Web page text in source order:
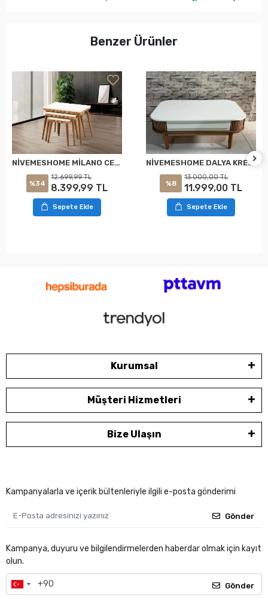
Benzer Ürünler
NİVEMESHOME MİLANO CEVİZ-KREM ZİGON SEHPA
%34
12.699,99 TL
8.399,99 TL
Sepete Ekle
NİVEMESHOME DALYA KREM-CEVİZ ORTA SEHPA
%8
13.000,00 TL
11.999,00 TL
Sepete Ekle
Kurumsal
Müşteri Hizmetleri
Bize Ulaşın
Kampanyalarla ve içerik bültenleriyle ilgili e-posta gönderimi
Gönder
Kampanya, duyuru ve bilgilendirmelerden haberdar olmak için kayıt
olun.
Gönder